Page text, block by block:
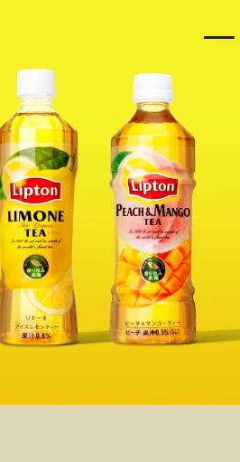
Home
Works
Story
Services
Company
Recruit